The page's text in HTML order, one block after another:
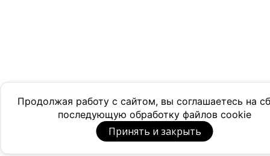
Продолжая работу с сайтом, вы соглашаетесь на
последующую обработку файлов cookie
Принять и закрыть